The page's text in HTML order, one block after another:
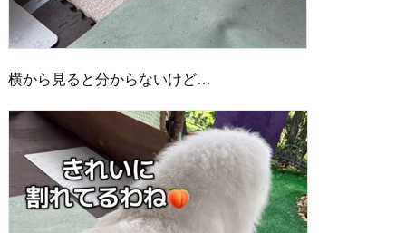
横から見ると分からないけど…